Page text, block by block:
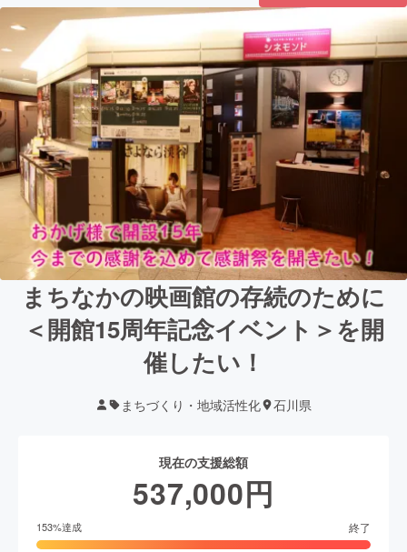
まちなかの映画館の存続のために
＜開館15周年記念イベント＞を開
催したい！
まちづくり・地域活性化 石川県
現在の支援総額
537,000円
153%達成 終了